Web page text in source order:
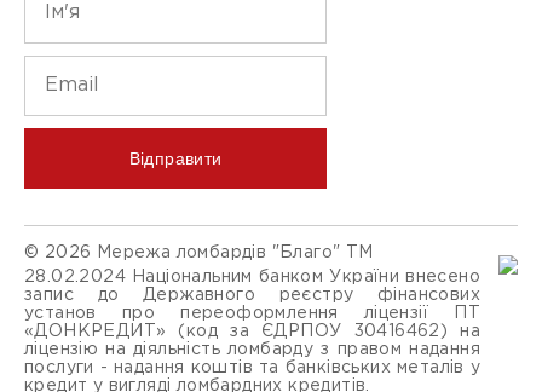
Відправити
© 2026 Мережа ломбардів "Благо" ТМ
28.02.2024 Національним банком України внесено
запис до Державного реєстру фінансових
установ про переоформлення ліцензії ПТ
«ДОНКРЕДИТ» (код за ЄДРПОУ 30416462) на
ліцензію на діяльність ломбарду з правом надання
послуги - надання коштів та банківських металів у
кредит у вигляді ломбардних кредитів.